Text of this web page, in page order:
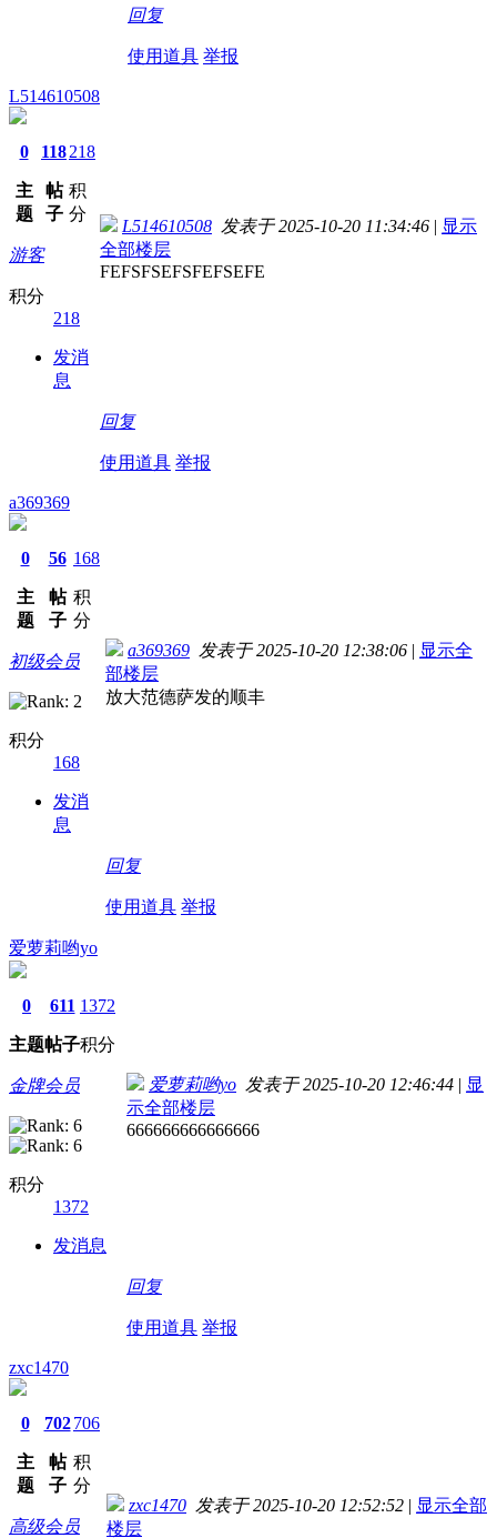
回复
使用道具 举报
L514610508
0
主
题
118
帖
子
218
积
分
游客
积分
218
发消
息
L514610508 发表于 2025-10-20 11:34:46 | 显示
全部楼层
FEFSFSEFSFEFSEFE
回复
使用道具 举报
a369369
0
主
题
56
帖
子
168
积
分
初级会员
积分
168
发消
息
a369369 发表于 2025-10-20 12:38:06 | 显示全
部楼层
放大范德萨发的顺丰
回复
使用道具 举报
爱萝莉哟yo
0
主题
611
帖子
1372
积分
金牌会员
积分
1372
发消息
爱萝莉哟yo 发表于 2025-10-20 12:46:44 | 显
示全部楼层
666666666666666
回复
使用道具 举报
zxc1470
0
主
题
702
帖
子
706
积
分
高级会员
zxc1470 发表于 2025-10-20 12:52:52 | 显示全部
楼层